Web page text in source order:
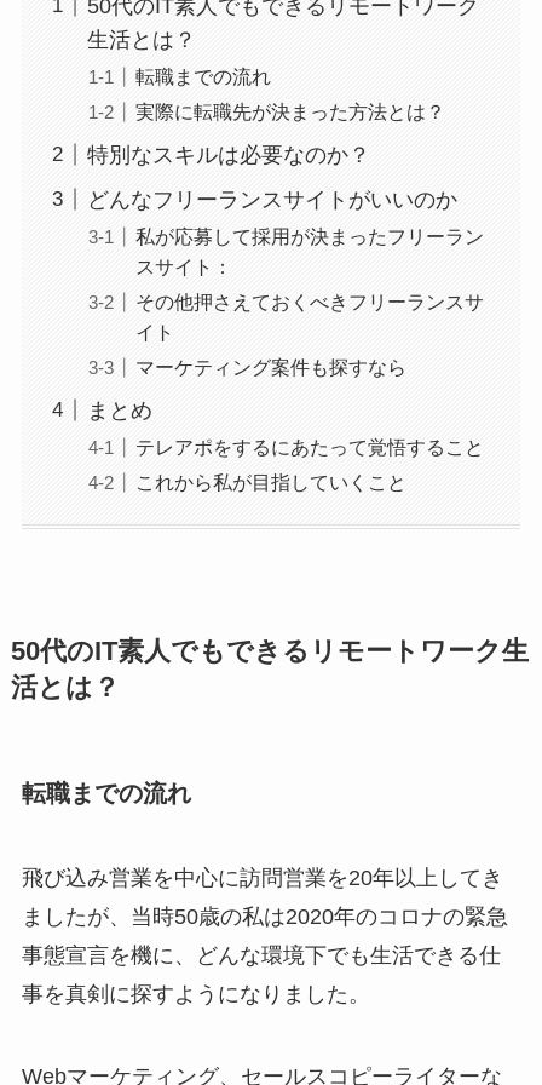
50代のIT素人でもできるリモートワーク
生活とは？
転職までの流れ
実際に転職先が決まった方法とは？
特別なスキルは必要なのか？
どんなフリーランスサイトがいいのか
私が応募して採用が決まったフリーラン
スサイト：
その他押さえておくべきフリーランスサ
イト
マーケティング案件も探すなら
まとめ
テレアポをするにあたって覚悟すること
これから私が目指していくこと
50代のIT素人でもできるリモートワーク生
活とは？
転職までの流れ
飛び込み営業を中心に訪問営業を20年以上してき
ましたが、当時50歳の私は2020年のコロナの緊急
事態宣言を機に、どんな環境下でも生活できる仕
事を真剣に探すようになりました。
Webマーケティング、セールスコピーライターな